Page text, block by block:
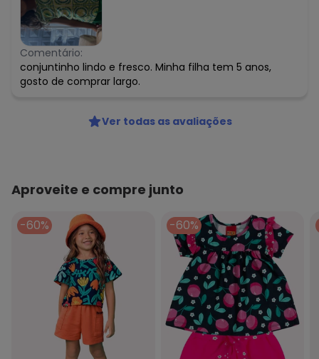
Comentário:
conjuntinho lindo e fresco. Minha filha tem 5 anos,
gosto de comprar largo.
Ver todas as avaliações
Aproveite e compre junto
-60% -60%